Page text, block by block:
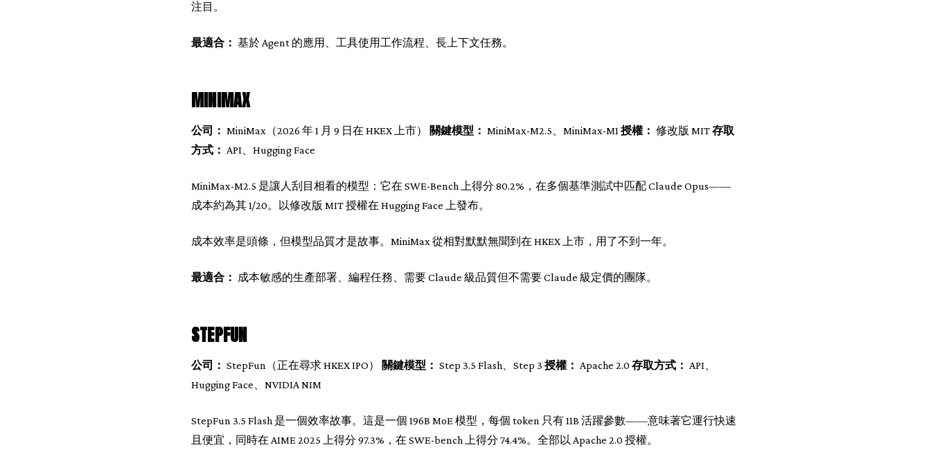
注目。
最適合： 基於 Agent 的應用、工具使用工作流程、長上下文任務。
MINIMAX
公司： MiniMax（2026 年 1 月 9 日在 HKEX 上市） 關鍵模型： MiniMax-M2.5、MiniMax-M1 授權： 修改版 MIT存取
方式： API、Hugging Face
MiniMax-M2.5 是讓人刮目相看的模型：它在 SWE-Bench 上得分 80.2%，在多個基準測試中匹配 Claude Opus——
成本約為其 1/20。以修改版 MIT 授權在 Hugging Face 上發布。
成本效率是頭條，但模型品質才是故事。MiniMax 從相對默默無聞到在 HKEX 上市，用了不到一年。
最適合： 成本敏感的生產部署、編程任務、需要 Claude 級品質但不需要 Claude 級定價的團隊。
STEPFUN
公司： StepFun（正在尋求 HKEX IPO） 關鍵模型： Step 3.5 Flash、Step 3 授權： Apache 2.0 存取方式： API、
Hugging Face、NVIDIA NIM
StepFun 3.5 Flash 是一個效率故事。這是一個 196B MoE 模型，每個 token 只有 11B 活躍參數——意味著它運行快速
且便宜，同時在 AIME 2025 上得分 97.3%，在 SWE-bench 上得分 74.4%。全部以 Apache 2.0 授權。